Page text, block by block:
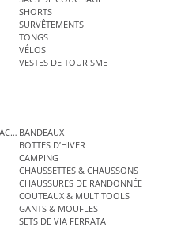
SHORTS
SURVÊTEMENTS
TONGS
VÉLOS
VESTES DE TOURISME
ÉTANCHES
BANDEAUX
BOTTES D’HIVER
CAMPING
CHAUSSETTES & CHAUSSONS
CHAUSSURES DE RANDONNÉE
COUTEAUX & MULTITOOLS
GANTS & MOUFLES
SETS DE VIA FERRATA